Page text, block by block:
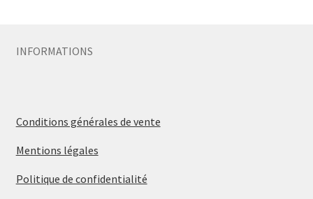
INFORMATIONS
Conditions générales de vente
Mentions légales
Politique de confidentialité